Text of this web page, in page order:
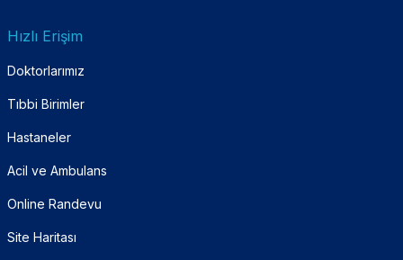
Hızlı Erişim
Doktorlarımız
Tıbbi Birimler
Hastaneler
Acil ve Ambulans
Online Randevu
Site Haritası